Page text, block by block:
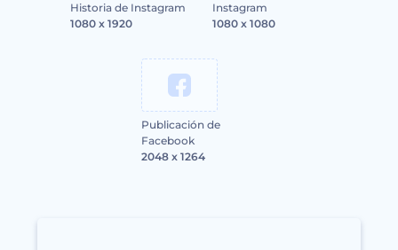
Historia de Instagram
1080 x 1920
Instagram
1080 x 1080
Publicación de
Facebook
2048 x 1264